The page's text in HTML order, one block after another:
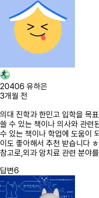
20406 유하은
3개월 전
의대 진학과 한민고 입학을 목
쓸 수 있는 책이나 의사와 관련
수 있는 책이나 학업에 도움이
이도 좋아해서 추천 받습니다
참고로,외과 암치료 관련 분야
답변6